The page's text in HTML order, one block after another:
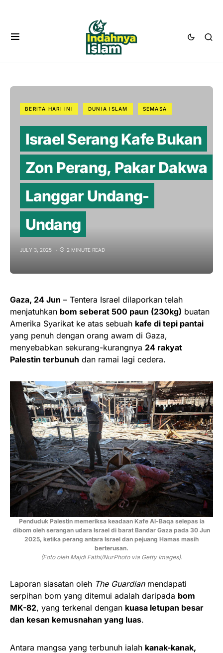
BERITA HARI INI DUNIA ISLAM SEMASA
Israel Serang Kafe Bukan
Zon Perang, Pakar Dakwa
Langgar Undang-
Undang
JULY 3, 2025 2 MINUTE READ
Gaza, 24 Jun – Tentera Israel dilaporkan telah
menjatuhkan bom seberat 500 paun (230kg) buatan
Amerika Syarikat ke atas sebuah kafe di tepi pantai
yang penuh dengan orang awam di Gaza,
menyebabkan sekurang-kurangnya 24 rakyat
Palestin terbunuh dan ramai lagi cedera.
Penduduk Palestin memeriksa keadaan Kafe Al-Baqa selepas ia
dibom oleh serangan udara Israel di barat Bandar Gaza pada 30 Jun
2025, ketika perang antara Israel dan pejuang Hamas masih
berterusan.
(Foto oleh Majdi Fathi/NurPhoto via Getty Images).
Laporan siasatan oleh The Guardianmendapati
serpihan bom yang ditemui adalah daripada bom
MK-82, yang terkenal dengan kuasa letupan besar
dan kesan kemusnahan yang luas.
Antara mangsa yang terbunuh ialah kanak-kanak,